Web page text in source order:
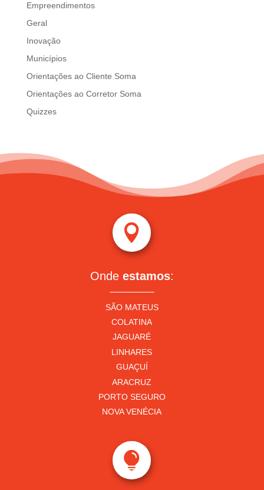
Empreendimentos
Geral
Inovação
Municípios
Orientações ao Cliente Soma
Orientações ao Corretor Soma
Quizzes

Onde estamos:
SÃO MATEUS
COLATINA
JAGUARÉ
LINHARES
GUAÇUÍ
ARACRUZ
PORTO SEGURO
NOVA VENÉCIA
